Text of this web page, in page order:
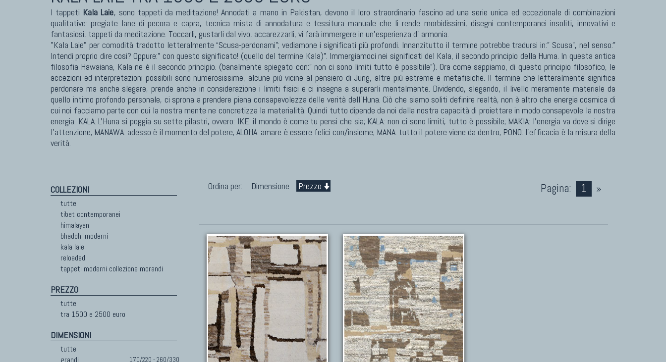
I tappeti Kala Laie, sono tappeti da meditazione! Annodati a mano in Pakistan, devono il loro straordinario fascino ad una serie unica ed eccezionale di combinazioni
qualitative: pregiate lane di pecora e capra, tecnica mista di annodatura e tessitura manuale che li rende morbidissimi, disegni contemporanei insoliti, innovativi e
fantasiosi, tappeti da meditazione. Toccarli, gustarli dal vivo, accarezzarli, vi farà immergere in un'esperienza d' armonia.
"Kala Laie" per comodità tradotto letteralmente “Scusa-perdonami”; vediamone i significati più profondi. Innanzitutto il termine potrebbe tradursi in:” Scusa”, nel senso:”
Intendi proprio dire cosi? Oppure:” con questo significato! (quello del termine Kala)”. Immergiamoci nei significati del Kala, il secondo principio della Huma. In questa antica
filosofia Hawaiana, Kala ne è il secondo principio. (banalmente spiegato con:” non ci sono limiti tutto è possibile”). Ora come sappiamo, di questo principio filosofico, le
accezioni ed interpretazioni possibili sono numerosissime, alcune più vicine al pensiero di Jung, altre più estreme e metafisiche. Il termine che letteralmente significa
perdonare ma anche slegare, prende anche in considerazione i limiti fisici e ci insegna a superarli mentalmente. Dividendo, slegando, il livello meramente materiale da
quello intimo profondo personale, ci sprona a prendere piena consapevolezza delle verità dell'Huna. Ciò che siamo soliti definire realtà, non è altro che energia cosmica di
cui noi facciamo parte con cui la nostra mente ne concretizza la materialità. Quindi tutto dipende da noi dalla nostra capacità di proiettare in modo consapevole la nostra
energia. KALA. L'Huna si poggia su sette pilastri, ovvero: IKE: il mondo è come tu pensi che sia; KALA: non ci sono limiti, tutto è possibile; MAKIA: l'energia va dove si dirige
l'attenzione; MANAWA: adesso è il momento del potere; ALOHA: amare è essere felici con/insieme; MANA: tutto il potere viene da dentro; PONO: l'efficacia è la misura della
verità.
COLLEZIONI
tutte
tibet contemporanei
himalayan
bhadohi moderni
kala laie
reloaded
tappeti moderni collezione morandi
PREZZO
tutte
tra 1500 e 2500 euro
DIMENSIONI
tutte
grandi
170/220 - 260/330
Ordina per: Dimensione Prezzo Pagina: 1 »